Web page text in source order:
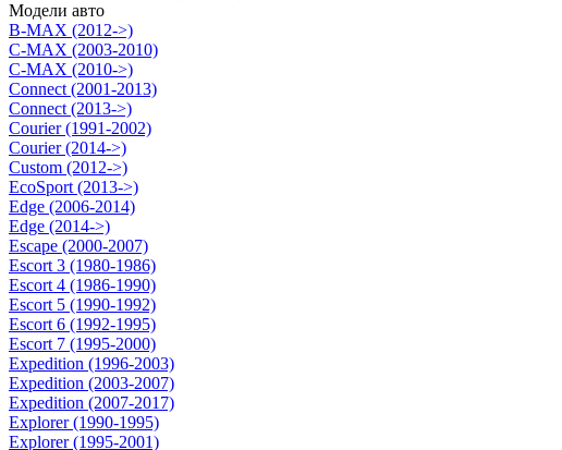
Модели авто
B-MAX (2012->)
C-MAX (2003-2010)
C-MAX (2010->)
Connect (2001-2013)
Connect (2013->)
Courier (1991-2002)
Courier (2014->)
Custom (2012->)
EcoSport (2013->)
Edge (2006-2014)
Edge (2014->)
Escape (2000-2007)
Escort 3 (1980-1986)
Escort 4 (1986-1990)
Escort 5 (1990-1992)
Escort 6 (1992-1995)
Escort 7 (1995-2000)
Expedition (1996-2003)
Expedition (2003-2007)
Expedition (2007-2017)
Explorer (1990-1995)
Explorer (1995-2001)